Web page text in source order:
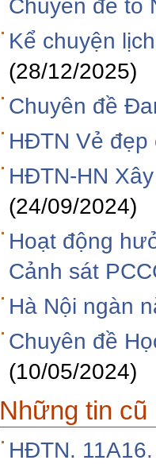
Chuyên đề tổ
Kể chuyện
(28/12/2025)
Chuyên đề
HĐTN Vẻ
HĐTN-HN
(24/09/2024)
Hoạt động
Cảnh sát
Hà Nội ngàn
Chuyên đề
(10/05/2024)
Những tin cũ
HĐTN.